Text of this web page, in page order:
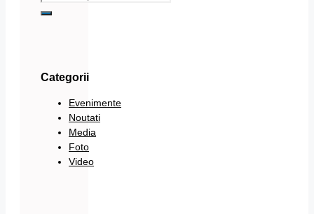
Categorii
Evenimente
Noutati
Media
Foto
Video